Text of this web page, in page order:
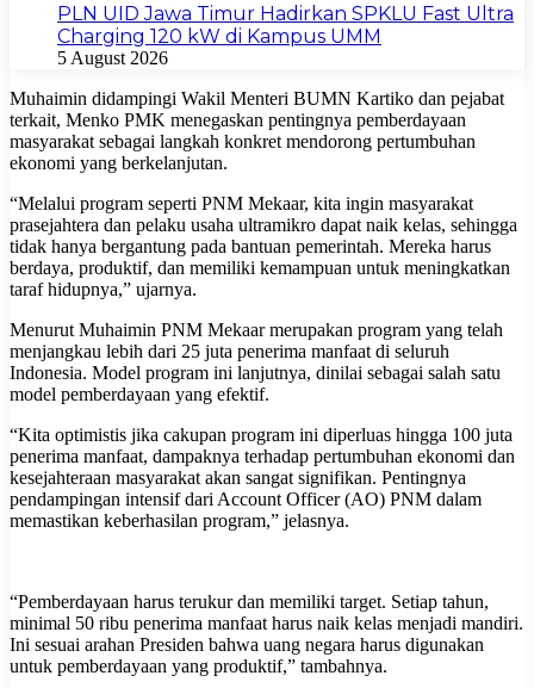
PLN UID Jawa Timur Hadirkan SPKLU Fast Ultra
Charging 120 kW di Kampus UMM
5 August 2026
Muhaimin didampingi Wakil Menteri BUMN Kartiko dan pejabat
terkait, Menko PMK menegaskan pentingnya pemberdayaan
masyarakat sebagai langkah konkret mendorong pertumbuhan
ekonomi yang berkelanjutan.
“Melalui program seperti PNM Mekaar, kita ingin masyarakat
prasejahtera dan pelaku usaha ultramikro dapat naik kelas, sehingga
tidak hanya bergantung pada bantuan pemerintah. Mereka harus
berdaya, produktif, dan memiliki kemampuan untuk meningkatkan
taraf hidupnya,” ujarnya.
Menurut Muhaimin PNM Mekaar merupakan program yang telah
menjangkau lebih dari 25 juta penerima manfaat di seluruh
Indonesia. Model program ini lanjutnya, dinilai sebagai salah satu
model pemberdayaan yang efektif.
“Kita optimistis jika cakupan program ini diperluas hingga 100 juta
penerima manfaat, dampaknya terhadap pertumbuhan ekonomi dan
kesejahteraan masyarakat akan sangat signifikan. Pentingnya
pendampingan intensif dari Account Officer (AO) PNM dalam
memastikan keberhasilan program,” jelasnya.
“Pemberdayaan harus terukur dan memiliki target. Setiap tahun,
minimal 50 ribu penerima manfaat harus naik kelas menjadi mandiri.
Ini sesuai arahan Presiden bahwa uang negara harus digunakan
untuk pemberdayaan yang produktif,” tambahnya.